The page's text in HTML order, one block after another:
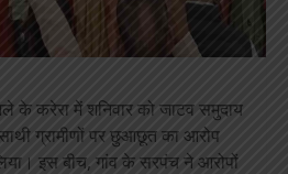
के करेरा में शनिवार को जाटव समुदाय
ग्रामीणों पर छुआछूत का आरोप
इस बीच, गांव के सरपंच ने आरोपों